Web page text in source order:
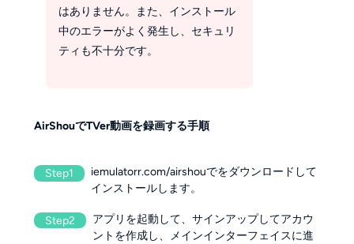
はありません。また、インストール
中のエラーがよく発生し、セキュリ
ティも不十分です。
AirShouでTVer動画を録画する手順
Step1
iemulatorr.com/airshouでをダウンロードして
インストールします。
Step2
アプリを起動して、サインアップしてアカウ
ントを作成し、メインインターフェイスに進